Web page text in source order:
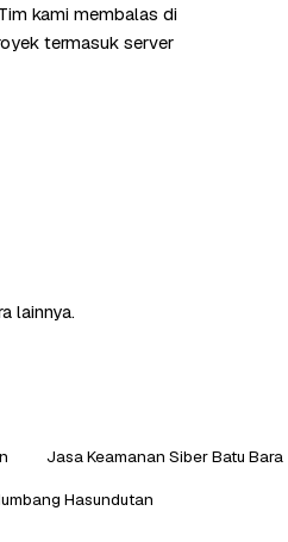
kami membalas di
termasuk server
lainnya.
Jasa Keamanan Siber Batu Bara
Hasundutan